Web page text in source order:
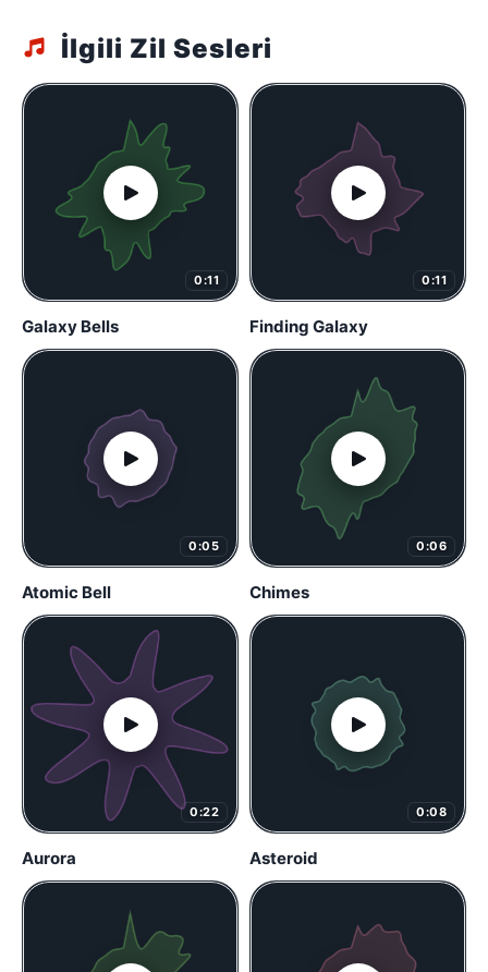
İlgili Zil Sesleri
0:11
Galaxy Bells
0:11
Finding Galaxy
0:05
Atomic Bell
0:06
Chimes
0:22
Aurora
0:08
Asteroid